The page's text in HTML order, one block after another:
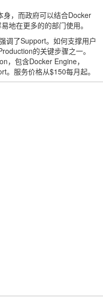
身，而政府可以结合Docker
地在更多的的部门使用。
调了Support。如何支撑用户
的关键步骤之一。
，包含Docker Engine，
服务价格从$150每月起。